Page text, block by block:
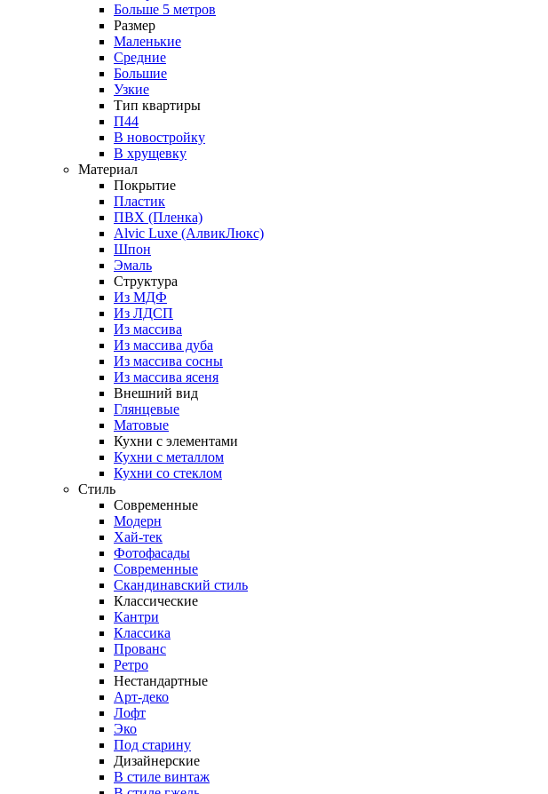
Больше 5 метров
Размер
Маленькие
Средние
Большие
Узкие
Тип квартиры
П44
В новостройку
В хрущевку
Материал
Покрытие
Пластик
ПВХ (Пленка)
Alvic Luxe (АлвикЛюкс)
Шпон
Эмаль
Структура
Из МДФ
Из ЛДСП
Из массива
Из массива дуба
Из массива сосны
Из массива ясеня
Внешний вид
Глянцевые
Матовые
Кухни с элементами
Кухни с металлом
Кухни со стеклом
Стиль
Современные
Модерн
Хай-тек
Фотофасады
Современные
Скандинавский стиль
Классические
Кантри
Классика
Прованс
Ретро
Нестандартные
Арт-деко
Лофт
Эко
Под старину
Дизайнерские
В стиле винтаж